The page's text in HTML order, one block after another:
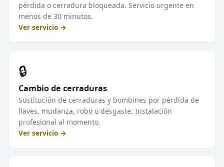
pérdida o cerradura bloqueada. Servicio urgente en
menos de 30 minutos.
Ver servicio →
🔒
Cambio de cerraduras
Sustitución de cerraduras y bombines por pérdida de
llaves, mudanza, robo o desgaste. Instalación
profesional al momento.
Ver servicio →